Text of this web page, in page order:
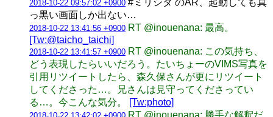
2018-10-22 09:57:02 +0900
っ黒い画面しか出ない…
2018-10-22 13:41:56 +0900 RT @inouenana: 最高。
[Tw:@taicho_taichi]
2018-10-22 13:41:57 +0900 RT @inouenana: この気持ち、
どう表現したらいいだろう。たいちょーのVIMS写真を
引用リツイートしたら、森久保さんが更にリツイート
してくださった…。兄さんは見守ってくださってい
る…。今こんな気分。
[Tw:photo]
RT @inouenana: 勝手な解釈だ